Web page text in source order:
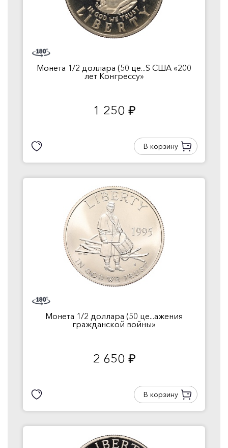
Монета 1/2 доллара (50 це...S США «200
лет Конгрессу»
1 250 руб.
В корзину
Монета 1/2 доллара (50 це...ажения
гражданской войны»
2 650 руб.
В корзину